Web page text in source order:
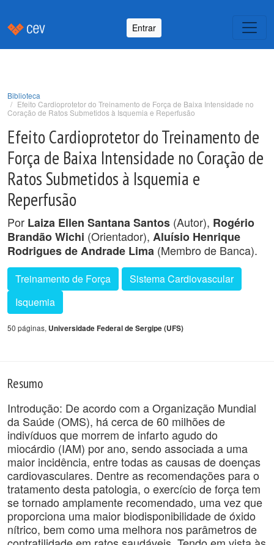
Entrar
Biblioteca
Efeito Cardioprotetor do Treinamento de Força de Baixa Intensidade no
Coração de Ratos Submetidos à Isquemia e Reperfusão
Efeito Cardioprotetor do Treinamento de
Força de Baixa Intensidade no Coração de
Ratos Submetidos à Isquemia e
Reperfusão
Por Laiza Ellen Santana Santos (Autor), Rogério
Brandão Wichi (Orientador), Aluísio Henrique
Rodrigues de Andrade Lima (Membro de Banca).
Treinamento de Força
Sistema Cardiovascular
Isquemia
50 páginas, Universidade Federal de Sergipe (UFS)
Resumo
Introdução: De acordo com a Organização Mundial
da Saúde (OMS), há cerca de 60 milhões de
indivíduos que morrem de infarto agudo do
miocárdio (IAM) por ano, sendo associada a uma
maior incidência, entre todas as causas de doenças
cardiovasculares. Dentre as recomendações para o
tratamento desta patologia, o exercício de força tem
se tornado amplamente recomendado, uma vez que
proporciona uma maior biodisponibilidade de óxido
nítrico, bem como uma melhora nos parâmetros de